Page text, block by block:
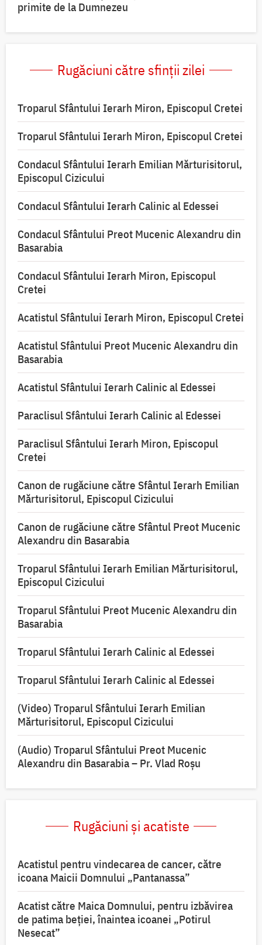
primite de la Dumnezeu
Rugăciuni către sfinții zilei
Troparul Sfântului Ierarh Miron, Episcopul Cretei
Troparul Sfântului Ierarh Miron, Episcopul Cretei
Condacul Sfântului Ierarh Emilian Mărturisitorul,
Episcopul Cizicului
Condacul Sfântului Ierarh Calinic al Edessei
Condacul Sfântului Preot Mucenic Alexandru din
Basarabia
Condacul Sfântului Ierarh Miron, Episcopul
Cretei
Acatistul Sfântului Ierarh Miron, Episcopul Cretei
Acatistul Sfântului Preot Mucenic Alexandru din
Basarabia
Acatistul Sfântului Ierarh Calinic al Edessei
Paraclisul Sfântului Ierarh Calinic al Edessei
Paraclisul Sfântului Ierarh Miron, Episcopul
Cretei
Canon de rugăciune către Sfântul Ierarh Emilian
Mărturisitorul, Episcopul Cizicului
Canon de rugăciune către Sfântul Preot Mucenic
Alexandru din Basarabia
Troparul Sfântului Ierarh Emilian Mărturisitorul,
Episcopul Cizicului
Troparul Sfântului Preot Mucenic Alexandru din
Basarabia
Troparul Sfântului Ierarh Calinic al Edessei
Troparul Sfântului Ierarh Calinic al Edessei
(Video) Troparul Sfântului Ierarh Emilian
Mărturisitorul, Episcopul Cizicului
(Audio) Troparul Sfântului Preot Mucenic
Alexandru din Basarabia – Pr. Vlad Roșu
Rugăciuni și acatiste
Acatistul pentru vindecarea de cancer, către
icoana Maicii Domnului „Pantanassa”
Acatist către Maica Domnului, pentru izbăvirea
de patima beției, înaintea icoanei „Potirul
Nesecat”